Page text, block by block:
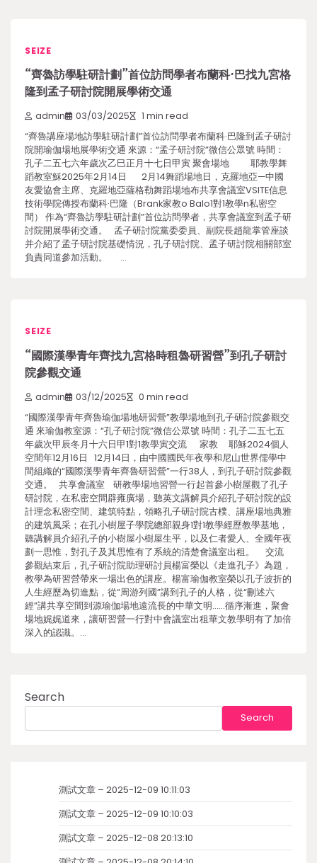
SEIZE
“齊魯訪學駐研計劃”首位訪問學者布蘭科·巴找九宮格
隆到孟子研討院開展學術交通
admin 03/03/2025 1 min read
“齊魯講座場地訪學駐研計劃”首位訪問學者布蘭科·巴隆到孟子研討
院開瑜伽場地展學術交通 來源：“孟子研討院”微信公眾號 時間：
孔子二五七六年歲次乙巳正月十七日甲寅 聚會場地 耶教學舞
蹈教室穌2025年2月14日 2月14舞蹈場地日，克羅地亞—中國
友愛協會主席、克羅地亞薩格勒舞蹈場地布共享會議室VSITE信息
技術學院傳授布蘭科·巴隆（Brank家教o Balo1對1教學n私密空
間） 作為“齊魯訪學駐研計劃”首位訪問學者，共享會議室到孟子研
討院開展學術交通。 孟子研討院黨委委員、副院長趙龍掌管座談
并介紹了孟子研討院基礎情況，孔子研討院、孟子研討院相關部室
負責同道參加活動。 …
SEIZE
“國際漢學青年齊找九宮格時租魯研習營”到孔子研討
院參觀交通
admin 03/12/2025 0 min read
“國際漢學青年齊魯瑜伽場地研習營”教學場地到孔子研討院參觀交
通 來瑜伽教室源：“孔子研討院”微信公眾號 時間：孔子二五七五
年歲次甲辰冬月十六日甲1對1教學寅交流 家教 耶穌2024個人
空間年12月16日 12月14日，由中國國民年夜學和尼山世界儒學中
間組織的“國際漢學青年齊魯研習營”一行38人，到孔子研討院參觀
交通。 共享會議室 研教學場地習營一行起首參小樹屋觀了孔子
研討院，在私密空間辟雍廣場，聽英文講解員介紹孔子研討院的設
計理念私密空間、建筑特點，領略孔子研討院古樸、講座場地典雅
的建筑風采；在孔小樹屋子學院總部親身1對1教學經歷教學基地，
聽講解員介紹孔子的小樹屋小樹屋生平，以及仁者愛人、全國年夜
劃一思惟，對孔子及其思惟有了系統的清楚會議室出租。 交流
參觀結束后，孔子研討院助理研討員楊富榮以《走進孔子》為題，
教學為研習營帶來一場出色的講座。楊富瑜伽教室榮以孔子波折的
人生經歷為切進點，從“周游列國”講到孔子的人格，從“刪述六
經”講共享空間到源瑜伽場地遠流長的中華文明……循序漸進，聚會
場地娓娓道來，讓研習營一行對中會議室出租華文教學明有了加倍
深入的認識。…
Search
Search
測試文章 – 2025-12-09 10:11:03
測試文章 – 2025-12-09 10:10:03
測試文章 – 2025-12-08 20:13:10